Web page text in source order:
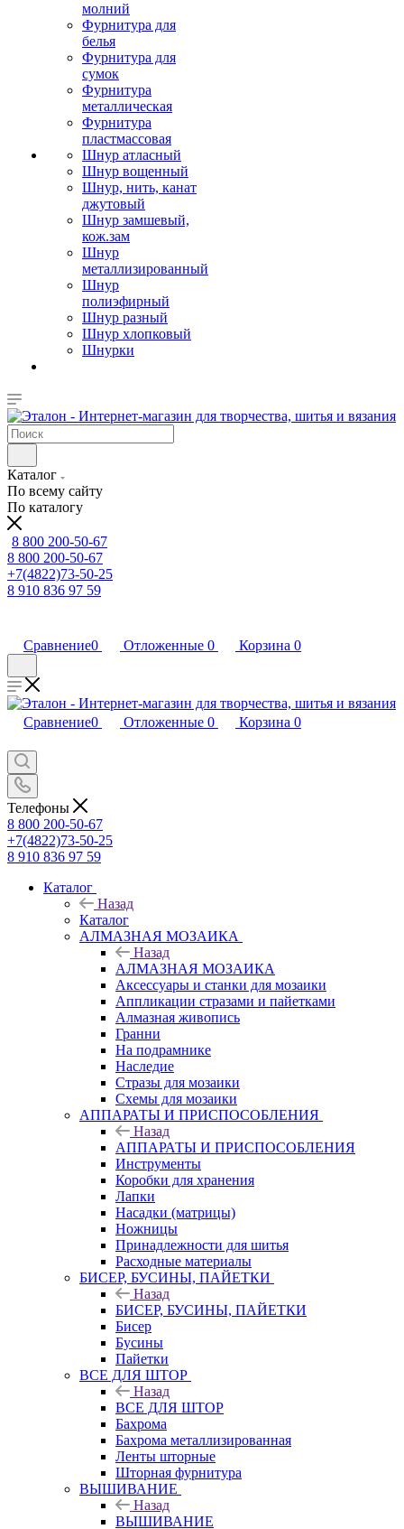
молний
Фурнитура для
белья
Фурнитура для
сумок
Фурнитура
металлическая
Фурнитура
пластмассовая
Шнур атласный
Шнур вощенный
Шнур, нить, канат
джутовый
Шнур замшевый,
кож.зам
Шнур
металлизированный
Шнур
полиэфирный
Шнур разный
Шнур хлопковый
Шнурки
Каталог
По всему сайту
По каталогу
8 800 200-50-67
8 800 200-50-67
+7(4822)73-50-25
8 910 836 97 59
Сравнение0 Отложенные 0 Корзина 0
Сравнение0 Отложенные 0 Корзина 0
Телефоны
8 800 200-50-67
+7(4822)73-50-25
8 910 836 97 59
Каталог
Назад
Каталог
АЛМАЗНАЯ МОЗАИКА
Назад
АЛМАЗНАЯ МОЗАИКА
Аксессуары и станки для мозаики
Аппликации стразами и пайетками
Алмазная живопись
Гранни
На подрамнике
Наследие
Стразы для мозаики
Схемы для мозаики
АППАРАТЫ И ПРИСПОСОБЛЕНИЯ
Назад
АППАРАТЫ И ПРИСПОСОБЛЕНИЯ
Инструменты
Коробки для хранения
Лапки
Насадки (матрицы)
Ножницы
Принадлежности для шитья
Расходные материалы
БИСЕР, БУСИНЫ, ПАЙЕТКИ
Назад
БИСЕР, БУСИНЫ, ПАЙЕТКИ
Бисер
Бусины
Пайетки
ВСЕ ДЛЯ ШТОР
Назад
ВСЕ ДЛЯ ШТОР
Бахрома
Бахрома металлизированная
Ленты шторные
Шторная фурнитура
ВЫШИВАНИЕ
Назад
ВЫШИВАНИЕ